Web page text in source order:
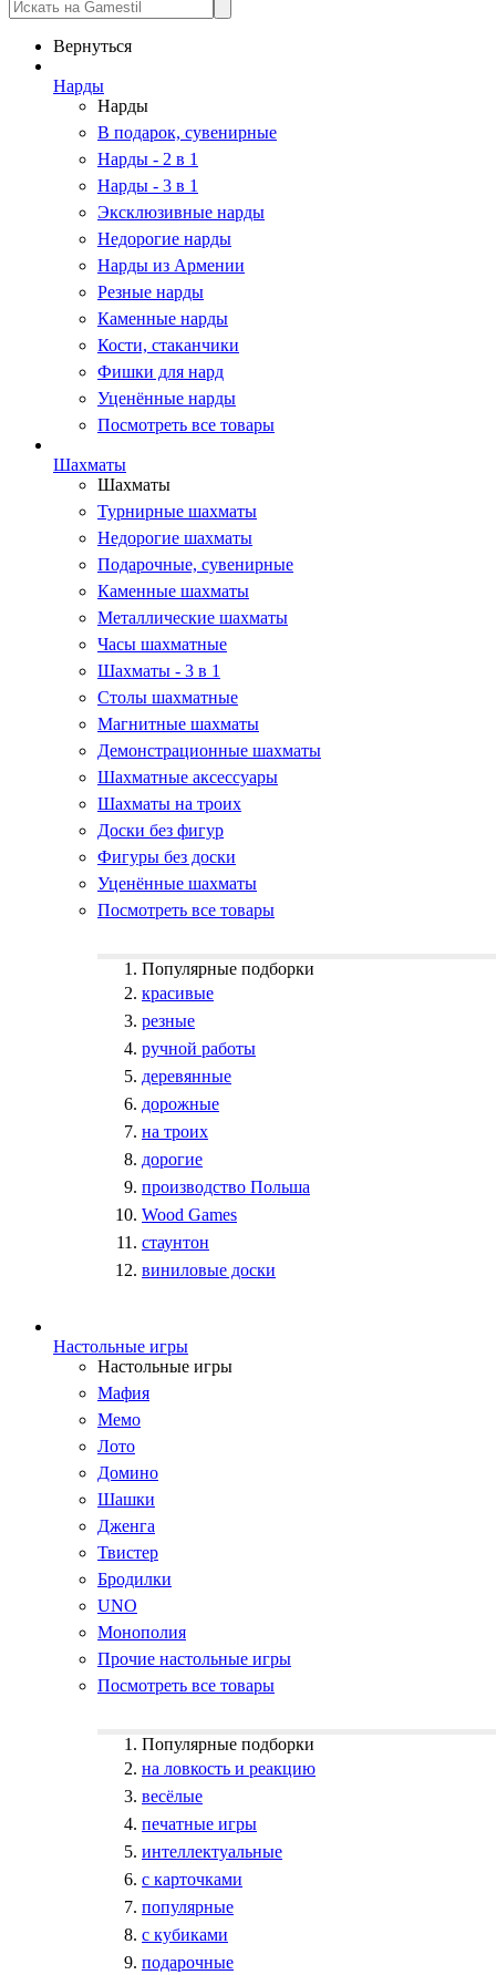
Вернуться
Нарды
Нарды
В подарок, сувенирные
Нарды - 2 в 1
Нарды - 3 в 1
Эксклюзивные нарды
Недорогие нарды
Нарды из Армении
Резные нарды
Каменные нарды
Кости, стаканчики
Фишки для нард
Уценённые нарды
Посмотреть все товары
Шахматы
Шахматы
Турнирные шахматы
Недорогие шахматы
Подарочные, сувенирные
Каменные шахматы
Металлические шахматы
Часы шахматные
Шахматы - 3 в 1
Столы шахматные
Магнитные шахматы
Демонстрационные шахматы
Шахматные аксессуары
Шахматы на троих
Доски без фигур
Фигуры без доски
Уценённые шахматы
Посмотреть все товары
Популярные подборки
красивые
резные
ручной работы
деревянные
дорожные
на троих
дорогие
производство Польша
Wood Games
стаунтон
виниловые доски
Настольные игры
Настольные игры
Мафия
Мемо
Лото
Домино
Шашки
Дженга
Твистер
Бродилки
UNO
Монополия
Прочие настольные игры
Посмотреть все товары
Популярные подборки
на ловкость и реакцию
весёлые
печатные игры
интеллектуальные
с карточками
популярные
с кубиками
подарочные